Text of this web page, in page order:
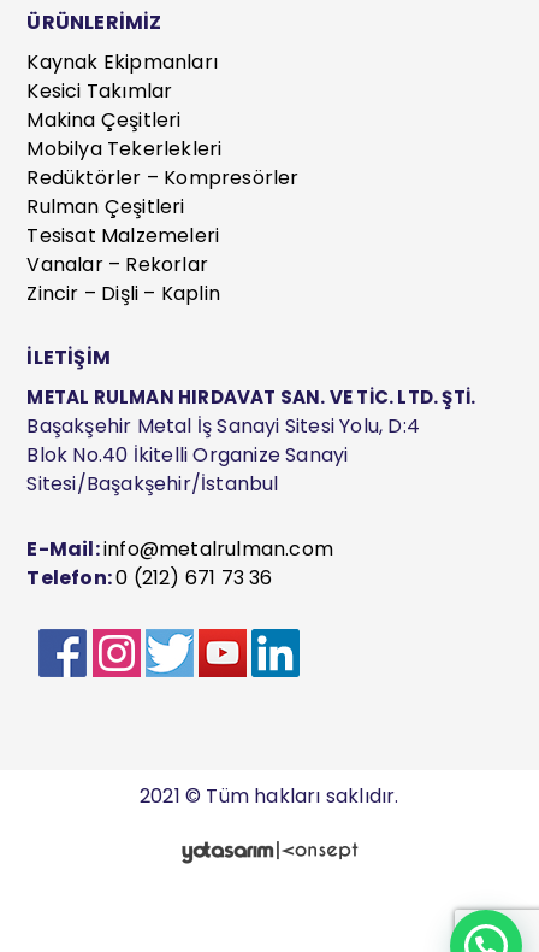
ÜRÜNLERİMİZ
Kaynak Ekipmanları
Kesici Takımlar
Makina Çeşitleri
Mobilya Tekerlekleri
Redüktörler – Kompresörler
Rulman Çeşitleri
Tesisat Malzemeleri
Vanalar – Rekorlar
Zincir – Dişli – Kaplin
İLETİŞİM
METAL RULMAN HIRDAVAT SAN. VE TİC. LTD. ŞTİ.
Başakşehir Metal İş Sanayi Sitesi Yolu, D:4
Blok No.40 İkitelli Organize Sanayi
Sitesi/Başakşehir/İstanbul
E-Mail:info@metalrulman.com
Telefon:0 (212) 671 73 36
2021 © Tüm hakları saklıdır.